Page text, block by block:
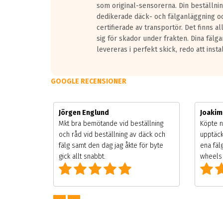
som original-sensorerna. Din
dedikerade däck- och fälganläggning
certifierade av transportör. Det finns
sig för skador under frakten. Dina
levereras i perfekt skick, redo att
GOOGLE RECENSIONER
Jörgen Englund
Mkt bra bemötande vid beställning
och råd vid beställning av däck och
fälg samt den dag jag åkte för byte
gick allt snabbt.
Köpte
ena